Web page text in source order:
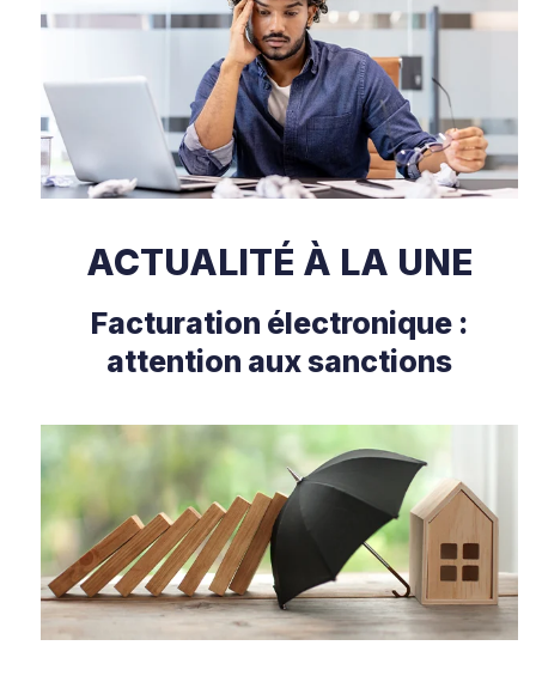
ACTUALITÉ À LA UNE
Facturation électronique :
attention aux sanctions